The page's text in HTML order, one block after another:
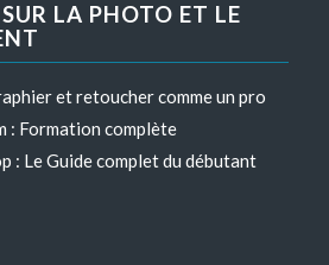
LA PHOTO ET LE
et retoucher comme un pro
: Formation complète
: Le Guide complet du débutant